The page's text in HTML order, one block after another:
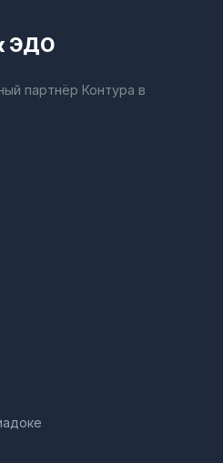
ЭДО
партнёр Контура в